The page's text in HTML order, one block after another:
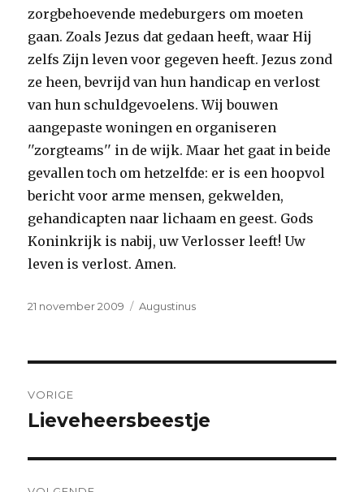
zorgbehoevende medeburgers om moeten
gaan. Zoals Jezus dat gedaan heeft, waar Hij
zelfs Zijn leven voor gegeven heeft. Jezus zond
ze heen, bevrijd van hun handicap en verlost
van hun schuldgevoelens. Wij bouwen
aangepaste woningen en organiseren
''zorgteams'' in de wijk. Maar het gaat in beide
gevallen toch om hetzelfde: er is een hoopvol
bericht voor arme mensen, gekwelden,
gehandicapten naar lichaam en geest. Gods
Koninkrijk is nabij, uw Verlosser leeft! Uw
leven is verlost. Amen.
Geplaatst
21 november 2009 Categorieën
Augustinus
navigatie
VORIGE
Vorig
Lieveheersbeestje